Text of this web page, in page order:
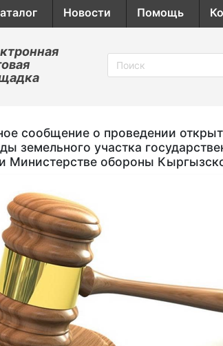
Новости Помощь
сообщение о проведении
земельного участка
Министерстве обороны